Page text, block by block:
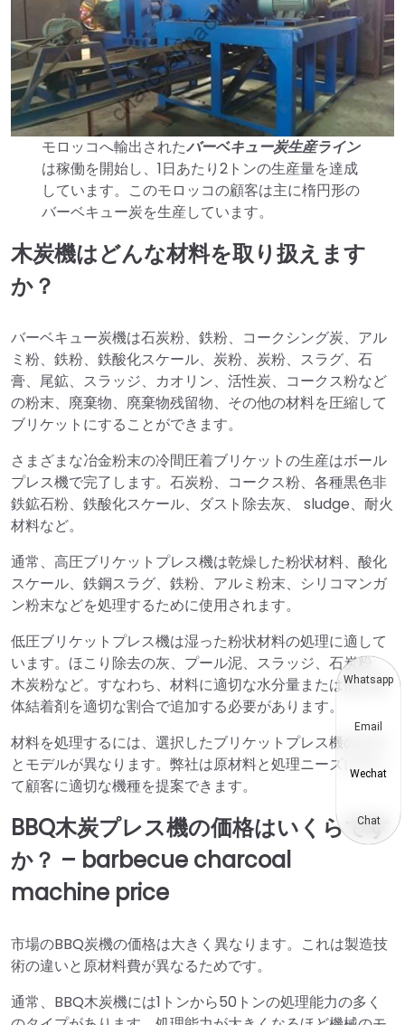
モロッコへ輸出されたバーベキュー炭生産ライン
は稼働を開始し、1日あたり2トンの生産量を達成
しています。このモロッコの顧客は主に楕円形の
バーベキュー炭を生産しています。
木炭機はどんな材料を取り扱えます
か？
バーベキュー炭機は石炭粉、鉄粉、コークシング炭、アル
ミ粉、鉄粉、鉄酸化スケール、炭粉、炭粉、スラグ、石
膏、尾鉱、スラッジ、カオリン、活性炭、コークス粉など
の粉末、廃棄物、廃棄物残留物、その他の材料を圧縮して
ブリケットにすることができます。
さまざまな冶金粉末の冷間圧着ブリケットの生産はボール
プレス機で完了します。石炭粉、コークス粉、各種黒色非
鉄鉱石粉、鉄酸化スケール、ダスト除去灰、 sludge、耐火
材料など。
通常、高圧ブリケットプレス機は乾燥した粉状材料、酸化
スケール、鉄鋼スラグ、鉄粉、アルミ粉末、シリコマンガ
ン粉末などを処理するために使用されます。
低圧ブリケットプレス機は湿った粉状材料の処理に適して
います。ほこり除去の灰、プール泥、スラッジ、石炭粉、
木炭粉など。すなわち、材料に適切な水分量または他の液
体結着剤を適切な割合で追加する必要があります。
材料を処理するには、選択したブリケットプレス機の圧力
とモデルが異なります。弊社は原材料と処理ニーズに応じ
て顧客に適切な機種を提案できます。
BBQ木炭プレス機の価格はいくらです
か？ – barbecue charcoal
machine price
市場のBBQ炭機の価格は大きく異なります。これは製造技
術の違いと原材料費が異なるためです。
通常、BBQ木炭機には1トンから50トンの処理能力の多く
Whatsapp
Email
Wechat
Chat